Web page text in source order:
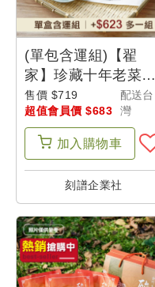
新
消
息
我
購
車
我
(單包含運組)【翟
家】珍藏十年老菜脯
(150g/包)
售價 $719
超值會員價 $683
配送台
灣
加入購物車
刻譜企業社